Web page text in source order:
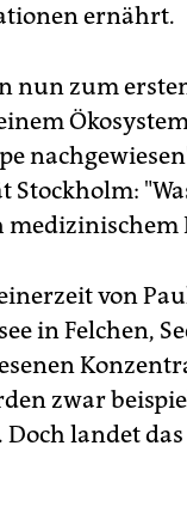
ernährt.
nun zum
Stockholm:
medizinischem
von
in Felchen,
zwar
Doch landet